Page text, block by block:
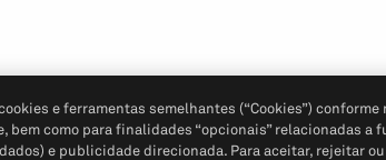
e ferramentas semelhantes (“Cookies”)
bem como para finalidades “opcionais” relacionadas a
e publicidade direcionada. Para aceitar, rejeitar